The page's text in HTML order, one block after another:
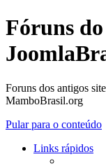
Fóruns
Foruns dos antigos
MamboBrasil.org
Pular para o conteúdo
Links rápidos